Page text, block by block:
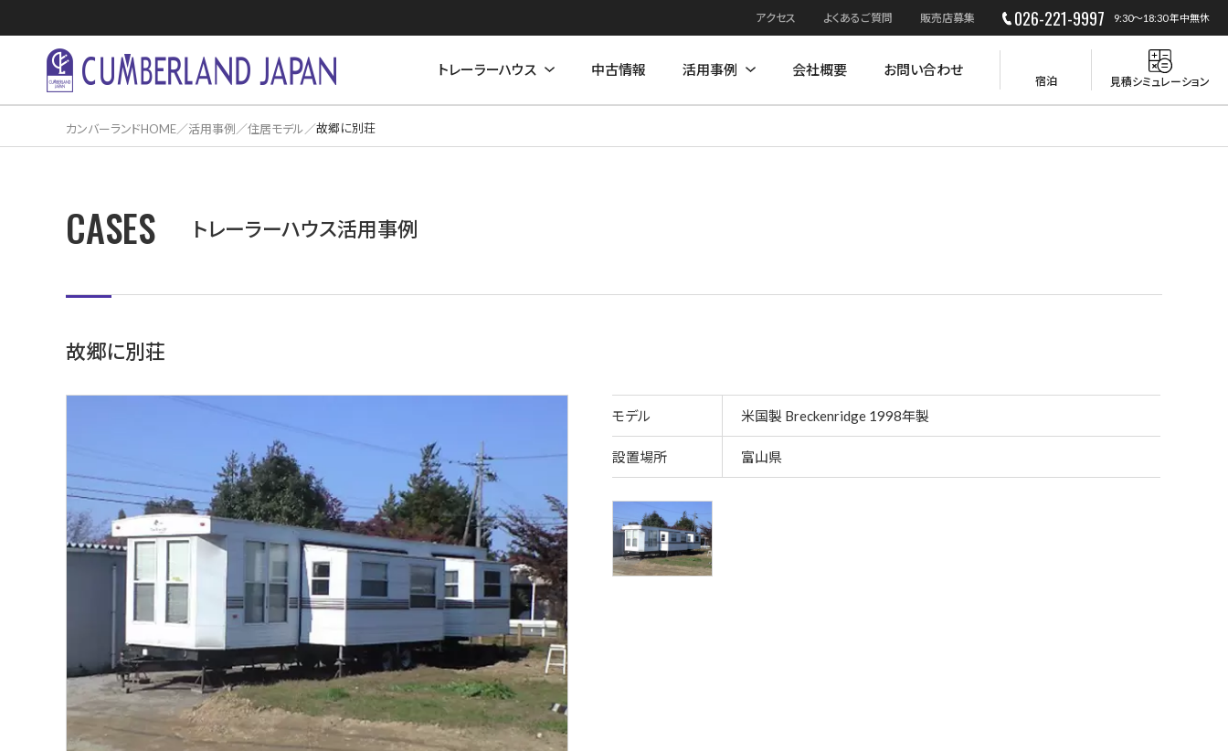
アクセス よくあるご質問 販売店募集 026-221-9997 9:30～18:30 年中無休
トレーラーハウス 中古情報 活用事例 会社概要 お問い合わせ
宿泊 見積シミュレーション
カンバーランドHOME 活用事例 住居モデル 故郷に別荘
CASES トレーラーハウス活用事例
故郷に別荘
モデル 米国製 Breckenridge 1998年製
設置場所 富山県